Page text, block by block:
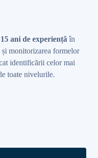
ani de experiență în
și monitorizarea formelor
identificării celor mai
toate nivelurile.